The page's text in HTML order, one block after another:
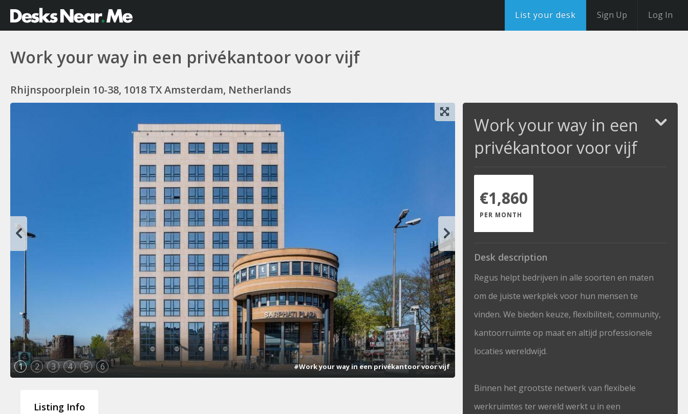
List your desk Sign Up Log In
Work your way in een privékantoor voor vijf
Rhijnspoorplein 10-38, 1018 TX Amsterdam, Netherlands
1 2 3 4 5 6 #Work your way in een privékantoor voor vijf
Listing Info
Work your way in een
privékantoor voor vijf
€1,860
PER MONTH
Desk description
Regus helpt bedrijven in alle soorten en maten
om de juiste werkplek voor hun mensen te
vinden. We bieden keuze, flexibiliteit, community,
kantoorruimte op maat en altijd professionele
locaties wereldwijd.
Binnen het grootste netwerk van flexibele
werkruimtes ter wereld werkt u in een